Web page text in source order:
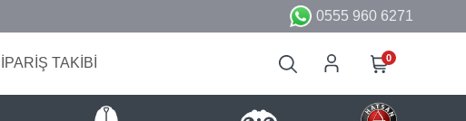
0555 960 6271
TAKİBİ 0